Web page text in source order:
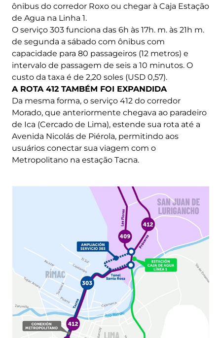
ônibus do corredor Roxo ou chegar à Caja Estação
de Agua na Linha 1.
O serviço 303 funciona das 6h às 17h. m. às 21h m.
de segunda a sábado com ônibus com
capacidade para 80 passageiros (12 metros) e
intervalo de passagem de seis a 10 minutos. O
custo da taxa é de 2,20 soles (USD 0,57).
A ROTA 412 TAMBÉM FOI EXPANDIDA
Da mesma forma, o serviço 412 do corredor
Morado, que anteriormente chegava ao paradeiro
de Ica (Cercado de Lima), estende sua rota até a
Avenida Nicolás de Piérola, permitindo aos
usuários conectar sua viagem com o
Metropolitano na estação Tacna.